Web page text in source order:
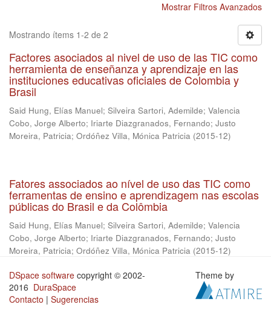
Mostrar Filtros Avanzados
Mostrando ítems 1-2 de 2
Factores asociados al nivel de uso de las TIC como
herramienta de enseñanza y aprendizaje en las
instituciones educativas oficiales de Colombia y
Brasil
Said Hung, Elías Manuel; Silveira Sartori, Ademilde; Valencia
Cobo, Jorge Alberto; Iriarte Diazgranados, Fernando; Justo
Moreira, Patricia; Ordóñez Villa, Mónica Patricia (2015-12)
Fatores associados ao nível de uso das TIC como
ferramentas de ensino e aprendizagem nas escolas
públicas do Brasil e da Colômbia
Said Hung, Elías Manuel; Silveira Sartori, Ademilde; Valencia
Cobo, Jorge Alberto; Iriarte Diazgranados, Fernando; Justo
Moreira, Patricia; Ordóñez Villa, Mónica Patricia (2015-12)
DSpace software copyright © 2002-
2016 DuraSpace
Contacto | Sugerencias
Theme by